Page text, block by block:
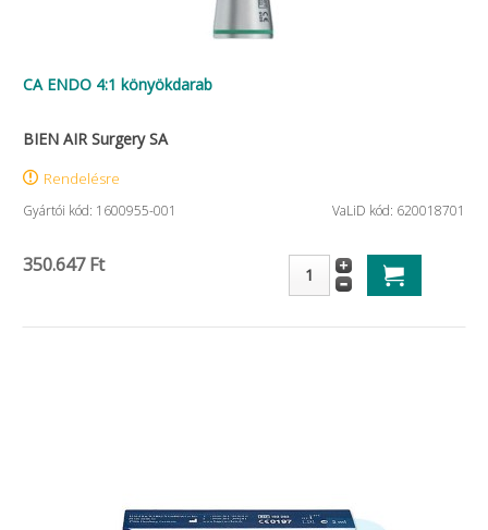
CA ENDO 4:1 könyökdarab
BIEN AIR Surgery SA
Rendelésre
Gyártói kód: 1600955-001 VaLiD kód: 620018701
350.647 Ft